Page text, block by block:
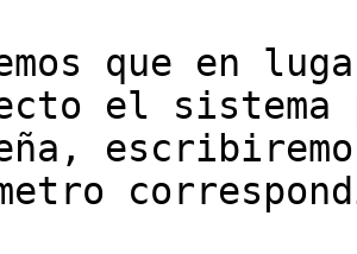
que en
el